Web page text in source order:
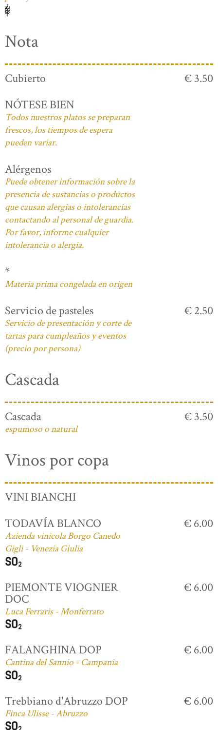
Nota
Cubierto
€ 3.50
NÓTESE BIEN
Todos nuestros platos se preparan
frescos, los tiempos de espera
pueden variar.
Alérgenos
Puede obtener información sobre la
presencia de sustancias o productos
que causan alergias o intolerancias
contactando al personal de guardia.
Por favor, informe cualquier
intolerancia o alergia.
*
Materia prima congelada en origen
Servicio de pasteles
Servicio de presentación y corte de
tartas para cumpleaños y eventos
(precio por persona)
€ 2.50
Cascada
Cascada
espumoso o natural
€ 3.50
Vinos por copa
VINI BIANCHI
TODAVÍA BLANCO
Azienda vinicola Borgo Canedo
Gigli - Venezia Giulia
€ 6.00
PIEMONTE VIOGNIER
DOC
Luca Ferraris - Monferrato
€ 6.00
FALANGHINA DOP
Cantina del Sannio - Campania
€ 6.00
Trebbiano d'Abruzzo DOP
Finca Ulisse - Abruzzo
€ 6.00